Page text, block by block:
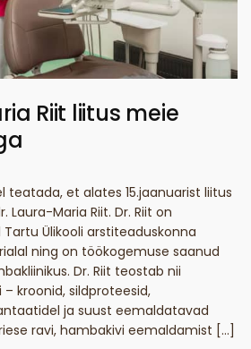
Riit liitus meie
teatada, et alates 15.jaanuarist liitus
Maria Riit. Dr. Riit on
Ülikooli arstiteaduskonna
ning on töökogemuse saanud
Dr. Riit teostab nii
kroonid, sildproteesid,
ja suust eemaldatavad
ravi, hambakivi eemaldamist […]